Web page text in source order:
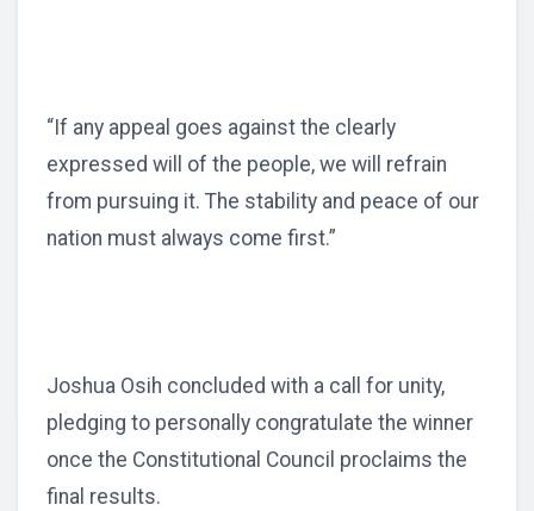
“If any appeal goes against the clearly
expressed will of the people, we will refrain
from pursuing it. The stability and peace of our
nation must always come first.”
Joshua Osih concluded with a call for unity,
pledging to personally congratulate the winner
once the Constitutional Council proclaims the
final results.